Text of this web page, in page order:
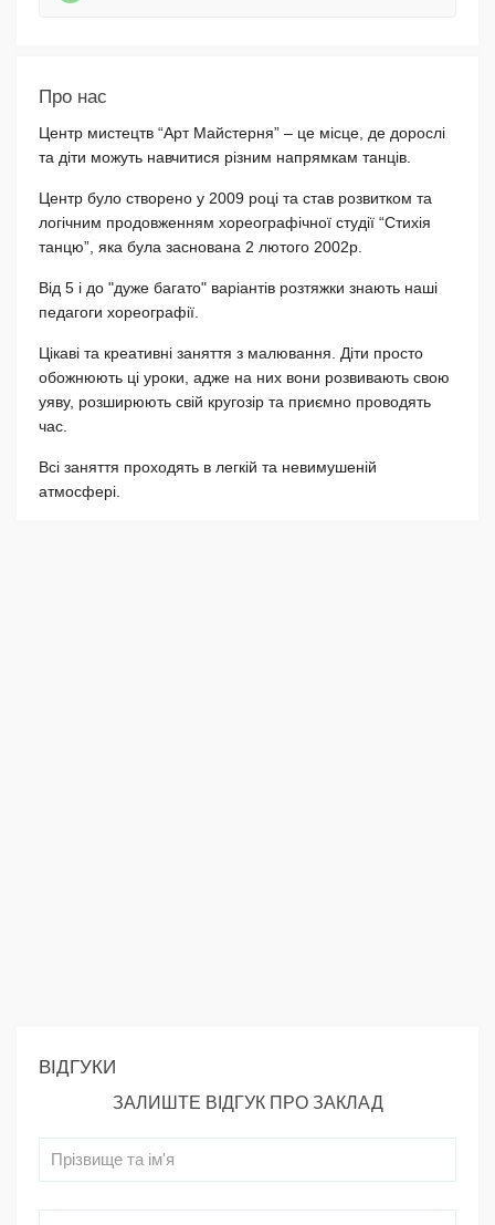
Про нас
Центр мистецтв “Арт Майстерня” – це місце, де дорослі
та діти можуть навчитися різним напрямкам танців.
Центр було створено у 2009 році та став розвитком та
логічним продовженням хореографічної студії “Стихія
танцю”, яка була заснована 2 лютого 2002р.
Від 5 і до "дуже багато" варіантів розтяжки знають наші
педагоги хореографії.
Цікаві та креативні заняття з малювання. Діти просто
обожнюють ці уроки, адже на них вони розвивають свою
уяву, розширюють свій кругозір та приємно проводять
час.
Всі заняття проходять в легкій та невимушеній
атмосфері.
ВІДГУКИ
ЗАЛИШТЕ ВІДГУК ПРО ЗАКЛАД